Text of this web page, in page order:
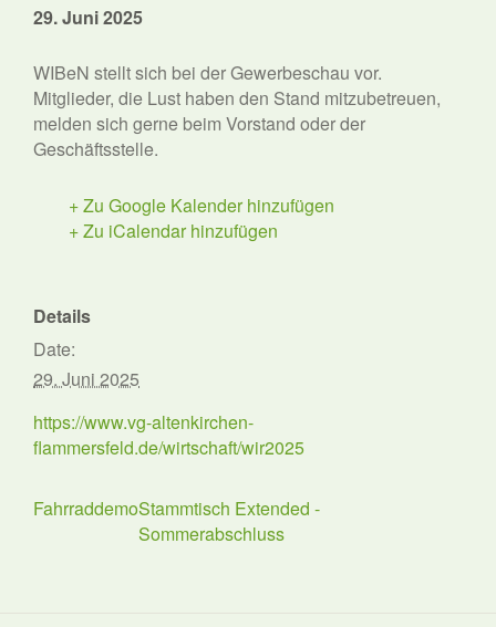
29. Juni 2025
WIBeN stellt sich bei der Gewerbeschau vor.
Mitglieder, die Lust haben den Stand mitzubetreuen,
melden sich gerne beim Vorstand oder der
Geschäftsstelle.
+ Zu Google Kalender hinzufügen
+ Zu iCalendar hinzufügen
Details
Date:
29. Juni 2025
https://www.vg-altenkirchen-
flammersfeld.de/wirtschaft/wir2025
FahrraddemoStammtisch Extended -
Sommerabschluss